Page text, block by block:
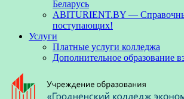
Беларусь
ABITURIENT.BY —
поступающих!
Услуги
Платные услуги колледжа
Дополнительное образование